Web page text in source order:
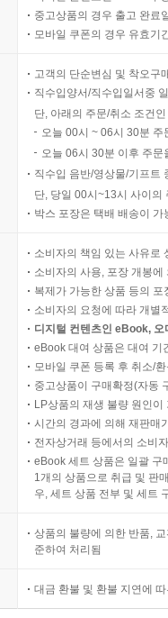
중고상품의 경우 출고 완료
모바일 쿠폰의 경우 유효기
고객의 단순변심 및 착오구
직수입양서/직수입일서중
단, 아래의 주문/취소 조건
오늘 00시 ~ 06시 30분
오늘 06시 30분 이후 주
직수입 음반/영상물/기프트
단, 당일 00시~13시 사이의
박스 포장은 택배 배송이
소비자의 책임 있는 사유로
소비자의 사용, 포장 개봉
복제가 가능한 상품 등의
소비자의 요청에 따라 개별
디지털 컨텐츠인 eBook,
eBook 대여 상품은 대여 기
모바일 쿠폰 등록 후 취소/
중고상품이 구매확정(자동
LP상품의 재생 불량 원인
시간의 경과에 의해 재판매
전자상거래 등에서의 소비
eBook 세트 상품은 일괄 구
1개의 상품으로 취급 및 판
우, 세트 상품 전부 및 세트
상품의 불량에 의한 반품,
준하여 처리됨
대금 환불 및 환불 지연에